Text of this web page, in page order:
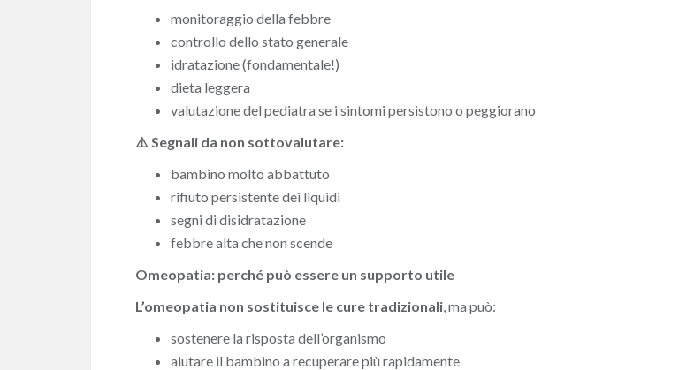
monitoraggio della febbre
controllo dello stato generale
idratazione (fondamentale!)
dieta leggera
valutazione del pediatra se i sintomi persistono o peggiorano
⚠️ Segnali da non sottovalutare:
bambino molto abbattuto
rifiuto persistente dei liquidi
segni di disidratazione
febbre alta che non scende
Omeopatia: perché può essere un supporto utile
L’omeopatia non sostituisce le cure tradizionali, ma può:
sostenere la risposta dell’organismo
aiutare il bambino a recuperare più rapidamente